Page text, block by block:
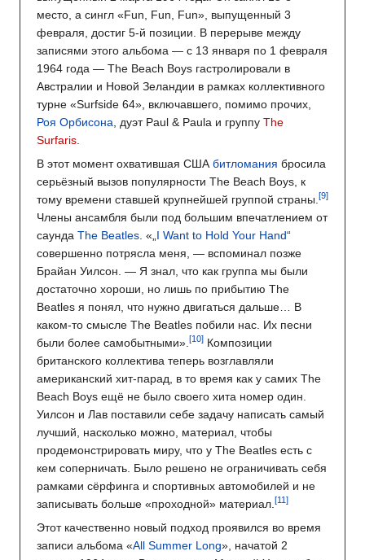
место, а сингл «Fun, Fun, Fun», выпущенный 3
февраля, достиг 5-й позиции. В перерыве между
записями этого альбома — с 13 января по 1 февраля
1964 года — The Beach Boys гастролировали в
Австралии и Новой Зеландии в рамках коллективного
турне «Surfside 64», включавшего, помимо прочих,
Роя Орбисона , дуэт Paul & Paula и группу The
Surfaris
В этот момент охватившая США битломания бросила
серьёзный вызов популярности The Beach Boys, к
тому времени ставшей крупнейшей группой страны.
Члены ансамбля были под большим впечатлением от
саунда The Beatles . «„ I Want to Hold Your Hand“
совершенно потрясла меня, — вспоминал позже
Брайан Уилсон. — Я знал, что как группа мы были
достаточно хороши, но лишь по прибытию The
Beatles я понял, что нужно двигаться дальше… В
каком-то смысле The Beatles побили нас. Их песни
были более самобытными».
Композиции
британского коллектива теперь возглавляли
американский хит-парад, в то время как у самих The
Beach Boys ещё не было своего хита номер один.
Уилсон и Лав поставили себе задачу написать самый
лучший, насколько можно, материал, чтобы
продемонстрировать миру, что у The Beatles есть с
кем соперничать. Было решено не ограничивать себя
рамками сёрфинга и спортивных автомобилей и не
записывать больше «проходной» материал.
Этот качественно новый подход проявился во время
записи альбома «All Summer Long», начатой 2